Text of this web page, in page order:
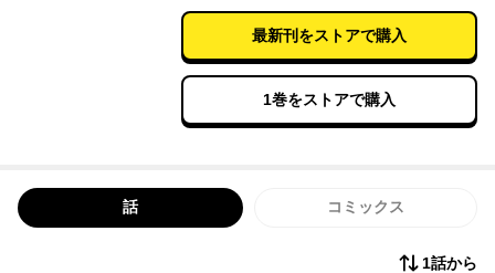
最新刊をストアで購入
1巻をストアで購入
話 コミックス
1話から